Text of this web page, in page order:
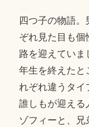
四つ子の物語
ぞれ見た目も個
路を迎えていま
年生を終えたと
れぞれ違うタイ
誰しもが迎える
ゾフィーと、兄